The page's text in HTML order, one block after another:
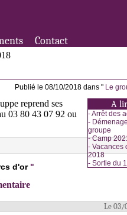
Contact
Publié le 08/10/2018 dans " Le
A
-Arrêt des
-
groupe
-Camp
- Vacances
2018
- Sortie du
reprend ses
03 80 43 07 92 ou
d'or"
Le 03/